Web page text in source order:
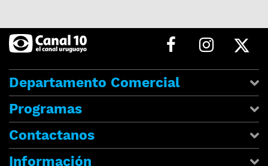
Departamento Comercial
Programas
Contactanos
Información